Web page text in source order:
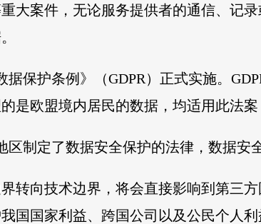
大案件，无论服务提供者的通信、记
据保护条例》（GDPR）正式实施。
是欧盟境内居民的数据，均适用此法案
区制定了数据安全保护的法律，数据安
转向技术边界，将会直接影响到第三
国国家利益、跨国公司以及公民个人利